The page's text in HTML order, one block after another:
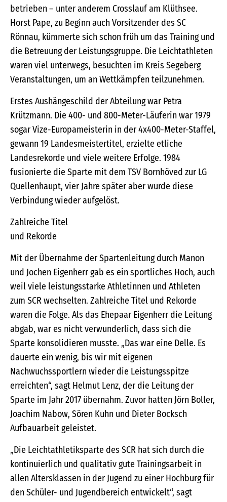
betrieben – unter anderem Crosslauf am Klüthsee.
Horst Pape, zu Beginn auch Vorsitzender des SC
Rönnau, kümmerte sich schon früh um das Training und
die Betreuung der Leistungsgruppe. Die Leichtathleten
waren viel unterwegs, besuchten im Kreis Segeberg
Veranstaltungen, um an Wettkämpfen teilzunehmen.
Erstes Aushängeschild der Abteilung war Petra
Krützmann. Die 400- und 800-Meter-Läuferin war 1979
sogar Vize-Europameisterin in der 4x400-Meter-Staffel,
gewann 19 Landesmeistertitel, erzielte etliche
Landesrekorde und viele weitere Erfolge. 1984
fusionierte die Sparte mit dem TSV Bornhöved zur LG
Quellenhaupt, vier Jahre später aber wurde diese
Verbindung wieder aufgelöst.
Zahlreiche Titel
und Rekorde
Mit der Übernahme der Spartenleitung durch Manon
und Jochen Eigenherr gab es ein sportliches Hoch, auch
weil viele leistungsstarke Athletinnen und Athleten
zum SCR wechselten. Zahlreiche Titel und Rekorde
waren die Folge. Als das Ehepaar Eigenherr die Leitung
abgab, war es nicht verwunderlich, dass sich die
Sparte konsolidieren musste. „Das war eine Delle. Es
dauerte ein wenig, bis wir mit eigenen
Nachwuchssportlern wieder die Leistungsspitze
erreichten“, sagt Helmut Lenz, der die Leitung der
Sparte im Jahr 2017 übernahm. Zuvor hatten Jörn Boller,
Joachim Nabow, Sören Kuhn und Dieter Bocksch
Aufbauarbeit geleistet.
„Die Leichtathletiksparte des SCR hat sich durch die
kontinuierlich und qualitativ gute Trainingsarbeit in
allen Altersklassen in der Jugend zu einer Hochburg für
den Schüler- und Jugendbereich entwickelt“, sagt